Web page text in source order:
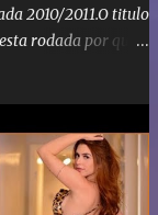
2010/2011.O titulo
rodada por que a
de novo a
bota tudo parece
virtual